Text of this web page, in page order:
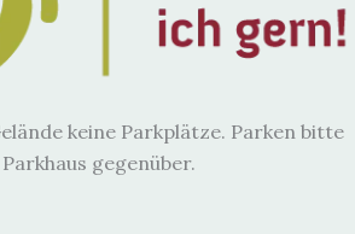
keine Parkplätze. Parken bitte
gegenüber.